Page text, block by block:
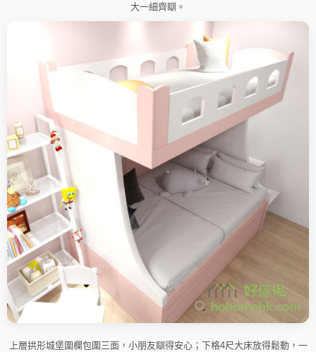
大一細齊瞓。
上層拱形城堡圍欄包圍三面，小朋友瞓得安心；下格4尺大床放得鬆動，一